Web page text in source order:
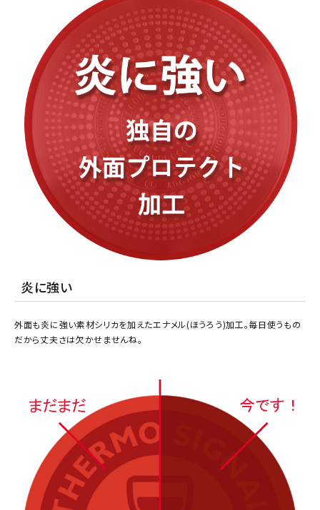
炎に強い
外面も炎に強い素材シリカを加えたエナメル(ほうろう)加工。毎日使うもの
だから丈夫さは欠かせませんね。